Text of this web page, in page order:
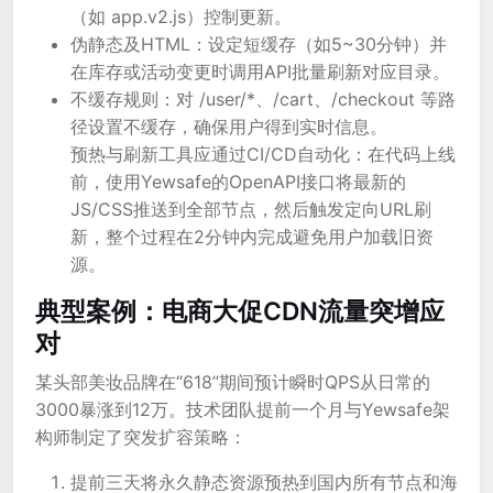
（如 app.v2.js）控制更新。
伪静态及HTML：设定短缓存（如5~30分钟）并
在库存或活动变更时调用API批量刷新对应目录。
不缓存规则：对 /user/*、/cart、/checkout 等路
径设置不缓存，确保用户得到实时信息。
预热与刷新工具应通过CI/CD自动化：在代码上线
前，使用Yewsafe的OpenAPI接口将最新的
JS/CSS推送到全部节点，然后触发定向URL刷
新，整个过程在2分钟内完成避免用户加载旧资
源。
典型案例：电商大促CDN流量突增应
对
某头部美妆品牌在“618”期间预计瞬时QPS从日常的
3000暴涨到12万。技术团队提前一个月与Yewsafe架
构师制定了突发扩容策略：
提前三天将永久静态资源预热到国内所有节点和海